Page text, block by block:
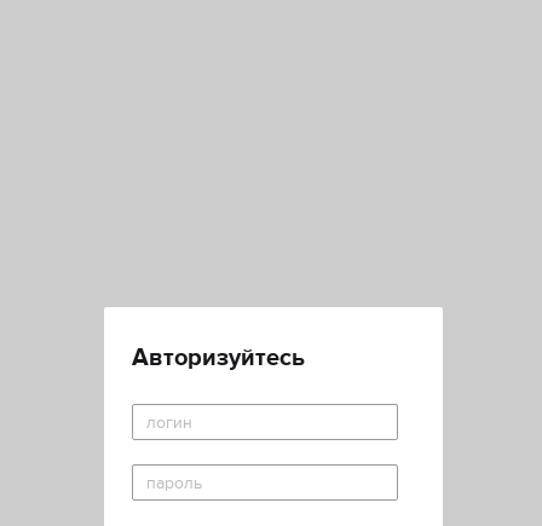
Авторизуйтесь